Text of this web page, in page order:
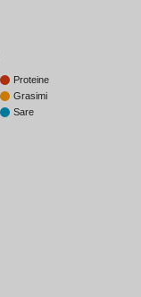
Proteine
Grasimi
Sare